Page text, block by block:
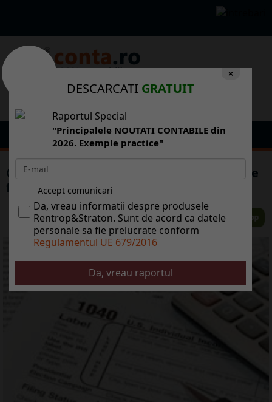
Comert en detail. Acordarea cardurilor de
fidelitate cu puncte bonus
×
DESCARCATI GRATUIT
Raportul Special
"Principalele NOUTATI CONTABILE din
2026. Exemple practice"
Accept comunicari
Da, vreau informatii despre produsele
Rentrop&Straton. Sunt de acord ca datele
personale sa fie prelucrate conform
Regulamentul UE 679/2016